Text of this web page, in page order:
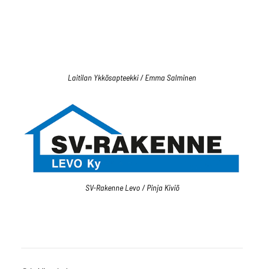
Laitilan Ykkösapteekki / Emma Salminen
SV-Rakenne Levo / Pinja Kiviö